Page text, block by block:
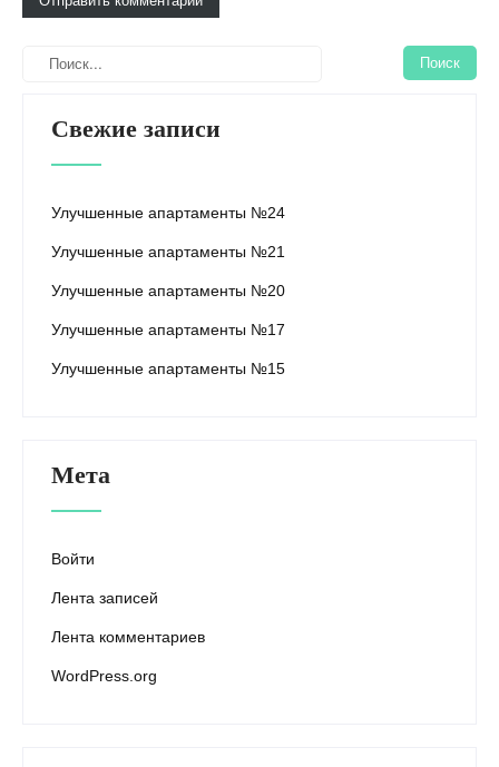
Свежие записи
Улучшенные апартаменты №24
Улучшенные апартаменты №21
Улучшенные апартаменты №20
Улучшенные апартаменты №17
Улучшенные апартаменты №15
Мета
Войти
Лента записей
Лента комментариев
WordPress.org